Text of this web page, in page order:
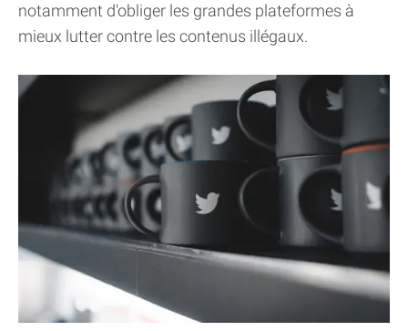
notamment d'obliger les grandes plateformes à
mieux lutter contre les contenus illégaux.